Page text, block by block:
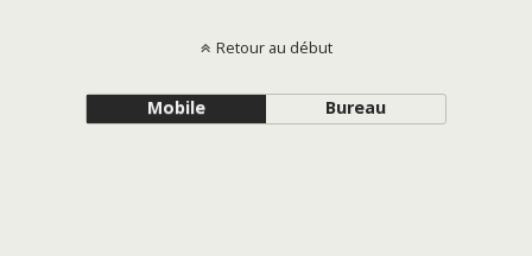
Retour au début
Mobile Bureau